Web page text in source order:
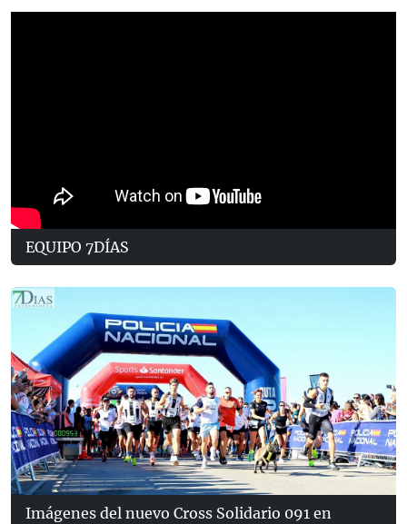
EQUIPO 7DÍAS
Imágenes del nuevo Cross Solidario 091 en